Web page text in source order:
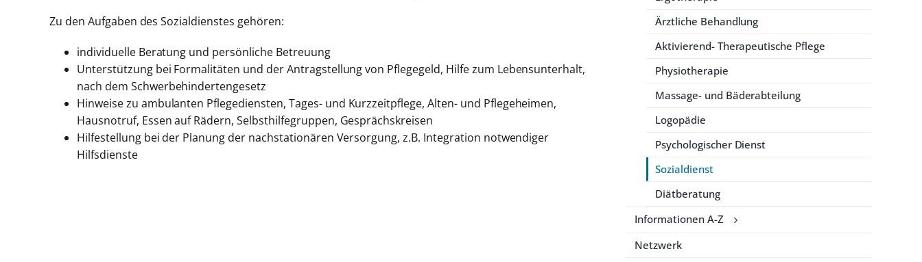
Zu den Aufgaben des Sozialdienstes gehören:
individuelle Beratung und persönliche Betreuung
Unterstützung bei Formalitäten und der Antragstellung von Pflegegeld, Hilfe zum Lebensunterhalt,
nach dem Schwerbehindertengesetz
Hinweise zu ambulanten Pflegediensten, Tages- und Kurzzeitpflege, Alten- und Pflegeheimen,
Hausnotruf, Essen auf Rädern, Selbsthilfegruppen, Gesprächskreisen
Hilfestellung bei der Planung der nachstationären Versorgung, z.B. Integration notwendiger
Hilfsdienste
Ärztliche Behandlung
Aktivierend- Therapeutische Pflege
Physiotherapie
Massage- und Bäderabteilung
Logopädie
Psychologischer Dienst
Sozialdienst
Diätberatung
Informationen A-Z
Netzwerk